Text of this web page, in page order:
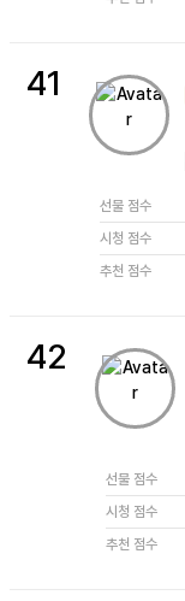
41
선물 점수
시청 점수
추천 점수
42
선물 점수
시청 점수
추천 점수